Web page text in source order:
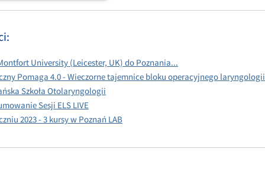
University (Leicester, UK) do Poznania...
Pomaga 4.0 - Wieczorne tajemnice bloku operacyjnego laryngologii
Szkoła Otolaryngologii
Sesji ELS LIVE
2023 - 3 kursy w Poznań LAB